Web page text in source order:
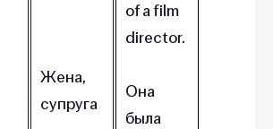
Жена,
супруга
of a film
director.
Она
была